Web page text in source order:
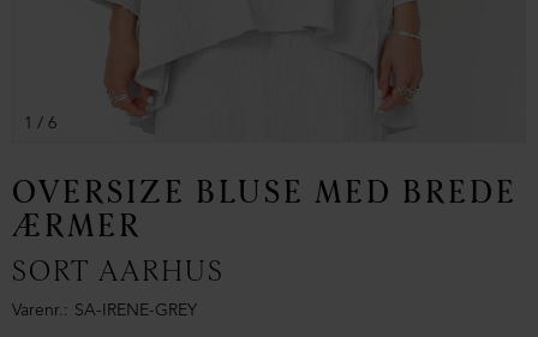
1 / 6
OVERSIZE BLUSE MED BREDE
ÆRMER
SORT AARHUS
Varenr. SA-IRENE-GREY